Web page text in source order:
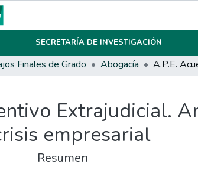
SECRETARÍA DE INVESTIGACIÓN
Finales de Grado Abogacía
Extrajudicial.
empresarial
Resumen